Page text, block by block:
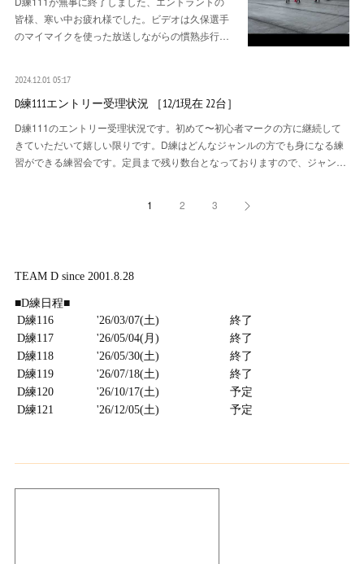
皆様、寒い中お疲れ様でした。ビデオは久保選手
のマイマイクを使った放送しながらの慣熟歩行…
2024.12.01 05:17
D練111エントリー受理状況 ［12/1現在 22台］
D練111のエントリー受理状況です。初めて〜初心者マークの方に継続して
きていただいて嬉しい限りです。D練はどんなジャンルの方でも身になる練
習ができる練習会です。定員まで残り数台となっておりますので、ジャン…
1 2 3